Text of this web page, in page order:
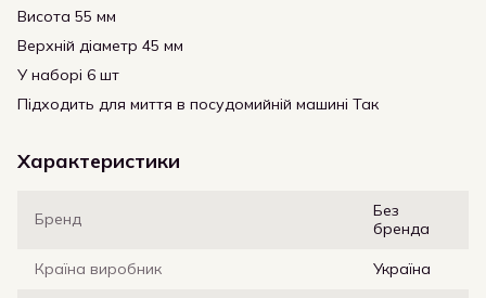
Висота 55 мм
Верхній діаметр 45 мм
У наборі 6 шт
Підходить для миття в посудомийній машині Так
Характеристики
Бренд
Без
бренда
Країна виробник Україна